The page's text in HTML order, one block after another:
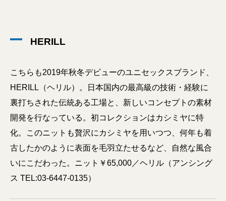
HERILL
こちらも2019年秋冬デビューのユニセックスブランド、
HERILL（ヘリル）。日本国内の最高級の技術・経験に
裏打ちされた伝統ある工場と、新しいコンセプトの素材
開発を行なっている。初コレクションはカシミヤに特
化。このニットも贅沢にカシミヤを用いつつ、何年も着
古したかのように表面を毛羽立たせるなど、自然な風合
いにこだわった。ニット￥65,000／ヘリル（アンシング
ス TEL:03-6447-0135）